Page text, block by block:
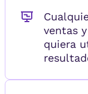
ventas
quiera